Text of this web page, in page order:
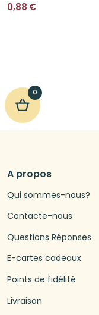
0,88 €
0
A propos
Qui sommes-nous?
Contacte-nous
Questions Réponses
E-cartes cadeaux
Points de fidélité
Livraison